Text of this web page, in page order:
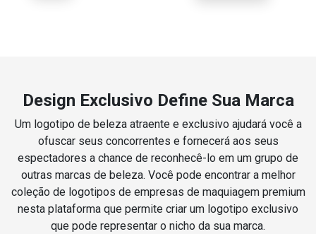
Design Exclusivo Define Sua Marca
Um logotipo de beleza atraente e exclusivo ajudará você a
ofuscar seus concorrentes e fornecerá aos seus
espectadores a chance de reconhecê-lo em um grupo de
outras marcas de beleza. Você pode encontrar a melhor
coleção de logotipos de empresas de maquiagem premium
nesta plataforma que permite criar um logotipo exclusivo
que pode representar o nicho da sua marca.